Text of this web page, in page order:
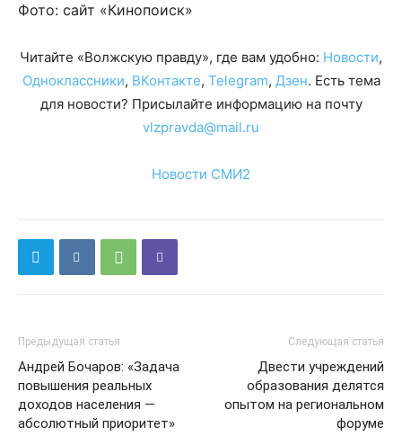
Фото: сайт «Кинопоиск»
Читайте «Волжскую правду», где вам удобно: Новости,
Одноклассники, ВКонтакте, Telegram, Дзен. Есть тема
для новости? Присылайте информацию на почту
vlzpravda@mail.ru
Новости СМИ2
Предыдущая статья
Андрей Бочаров: «Задача
повышения реальных
доходов населения —
абсолютный приоритет»
Следующая статья
Двести учреждений
образования делятся
опытом на региональном
форуме